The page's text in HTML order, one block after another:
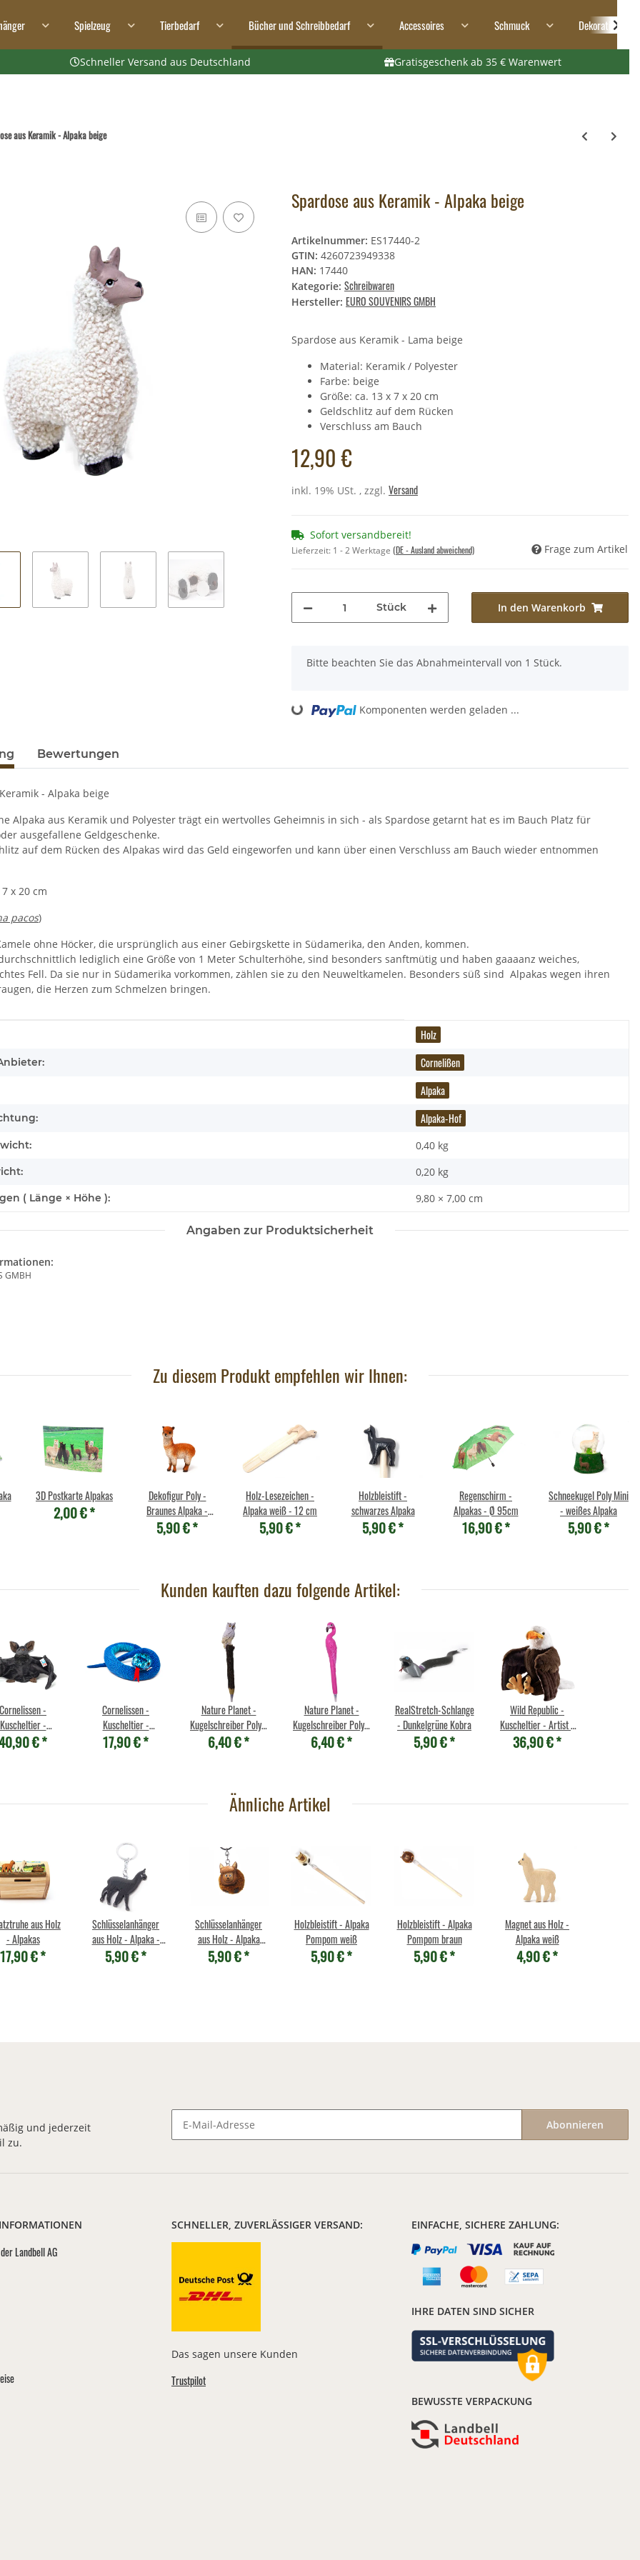
Spielzeug Tierbedarf Bücher und Schreibbedarf Accessoires Schmuck Dekoration
Schneller Versand aus Deutschland Gratisgeschenk ab 35 € Warenwert
aus Keramik - Alpaka beige
Spardose aus Keramik - Alpaka beige
Artikelnummer: ES17440-2
GTIN: 4260723949338
HAN: 17440
Kategorie: Schreibwaren
Hersteller: EURO SOUVENIRS GMBH
Spardose aus Keramik - Lama beige
Material: Keramik / Polyester
Farbe: beige
Größe: ca. 13 x 7 x 20 cm
Geldschlitz auf dem Rücken
Verschluss am Bauch
12,90 €
inkl. 19% USt. , zzgl. Versand
Sofort versandbereit!
Lieferzeit: 1 - 2 Werktage (DE - Ausland abweichend) Frage zum Artikel
Stück In den Warenkorb
x
Bitte beachten Sie das Abnahmeintervall von 1 Stück.
Loading... Komponenten werden geladen ...
Bewertungen
- Alpaka beige
Alpaka aus Keramik und Polyester trägt ein wertvolles Geheimnis in sich - als Spardose getarnt hat es im Bauch Platz für
ausgefallene Geldgeschenke.
auf dem Rücken des Alpakas wird das Geld eingeworfen und kann über einen Verschluss am Bauch wieder entnommen
x 20 cm
pacos)
ohne Höcker, die ursprünglich aus einer Gebirgskette in Südamerika, den Anden, kommen.
lediglich eine Größe von 1 Meter Schulterhöhe, sind besonders sanftmütig und haben gaaaanz weiches,
Fell. Da sie nur in Südamerika vorkommen, zählen sie zu den Neuweltkamelen. Besonders süß sind Alpakas wegen ihren
die Herzen zum Schmelzen bringen.
Holz
Cornelißen
Alpaka
Alpaka-Hof
0,40 kg
0,20 kg
( Länge × Höhe ): 9,80 × 7,00 cm
Angaben zur Produktsicherheit
GMBH
Zu diesem Produkt empfehlen wir Ihnen:
3D Postkarte Alpakas
2,00 €*
Dekofigur Poly -
Braunes Alpaka -
12,5cm
5,90 €*
Holz-Lesezeichen -
Alpaka weiß - 12 cm
5,90 €*
Holzbleistift -
schwarzes Alpaka
5,90 €*
Regenschirm -
Alpakas - Ø 95cm
16,90 €*
Schneekugel Poly Mini
- weißes Alpaka
5,90 €*
Kunden kauften dazu folgende Artikel:
Cornelissen -
Kuscheltier -
mit Band
- Groß - 73 cm
€*
Cornelissen -
Kuscheltier -
Schlange Blaue
Grubenotter - 150 cm
17,90 €*
Nature Planet -
Kugelschreiber Poly -
Schnee-Eule
6,40 €*
Nature Planet -
Kugelschreiber Poly -
Flamingo
6,40 €*
RealStretch-Schlange
- Dunkelgrüne Kobra
5,90 €*
Wild Republic -
Kuscheltier - Artist -
Weißkopfseeadler
36,90 €*
Ähnliche Artikel
aus Holz
- Alpakas
17,90 €*
Schlüsselanhänger
aus Holz - Alpaka -
schwarz
5,90 €*
Schlüsselanhänger
aus Holz - Alpaka
Pompom braun
5,90 €*
Holzbleistift - Alpaka
Pompom weiß
5,90 €*
Holzbleistift - Alpaka
Pompom braun
5,90 €*
Magnet aus Holz -
Alpaka weiß
4,90 €*
- Esel Cornelissen - Kuscheltier - Schwein - 21 cm
10,49 €
Alter Preis:
Plüsch Schlüsselanhänger - Esel
5,90 €*
Alter Preis:8,90 €
- A5 -
Nature Planet - Notizbuch - Wolf - A5 -
und jederzeit
zu.
Abonnieren
Landbell AG
SCHNELLER, ZUVERLÄSSIGER VERSAND:
Das sagen unsere Kunden
Trustpilot
EINFACHE, SICHERE ZAHLUNG:
IHRE DATEN SIND SICHER
BEWUSSTE VERPACKUNG